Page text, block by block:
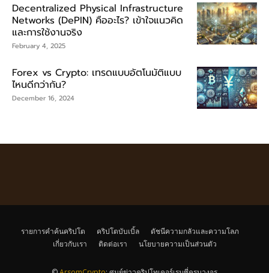
Decentralized Physical Infrastructure
Networks (DePIN) คืออะไร? เข้าใจแนวคิด
และการใช้งานจริง
February 4, 2025
Forex vs Crypto: เทรดแบบอัตโนมัติแบบ
ไหนดีกว่ากัน?
December 16, 2024
รายการคำค้นคริปโต คริปโตบับเบิ้ล
ดัชนีความกลัวและความโลภ
เกี่ยวกับเรา
ติดต่อเรา นโยบายความเป็นส่วนตัว